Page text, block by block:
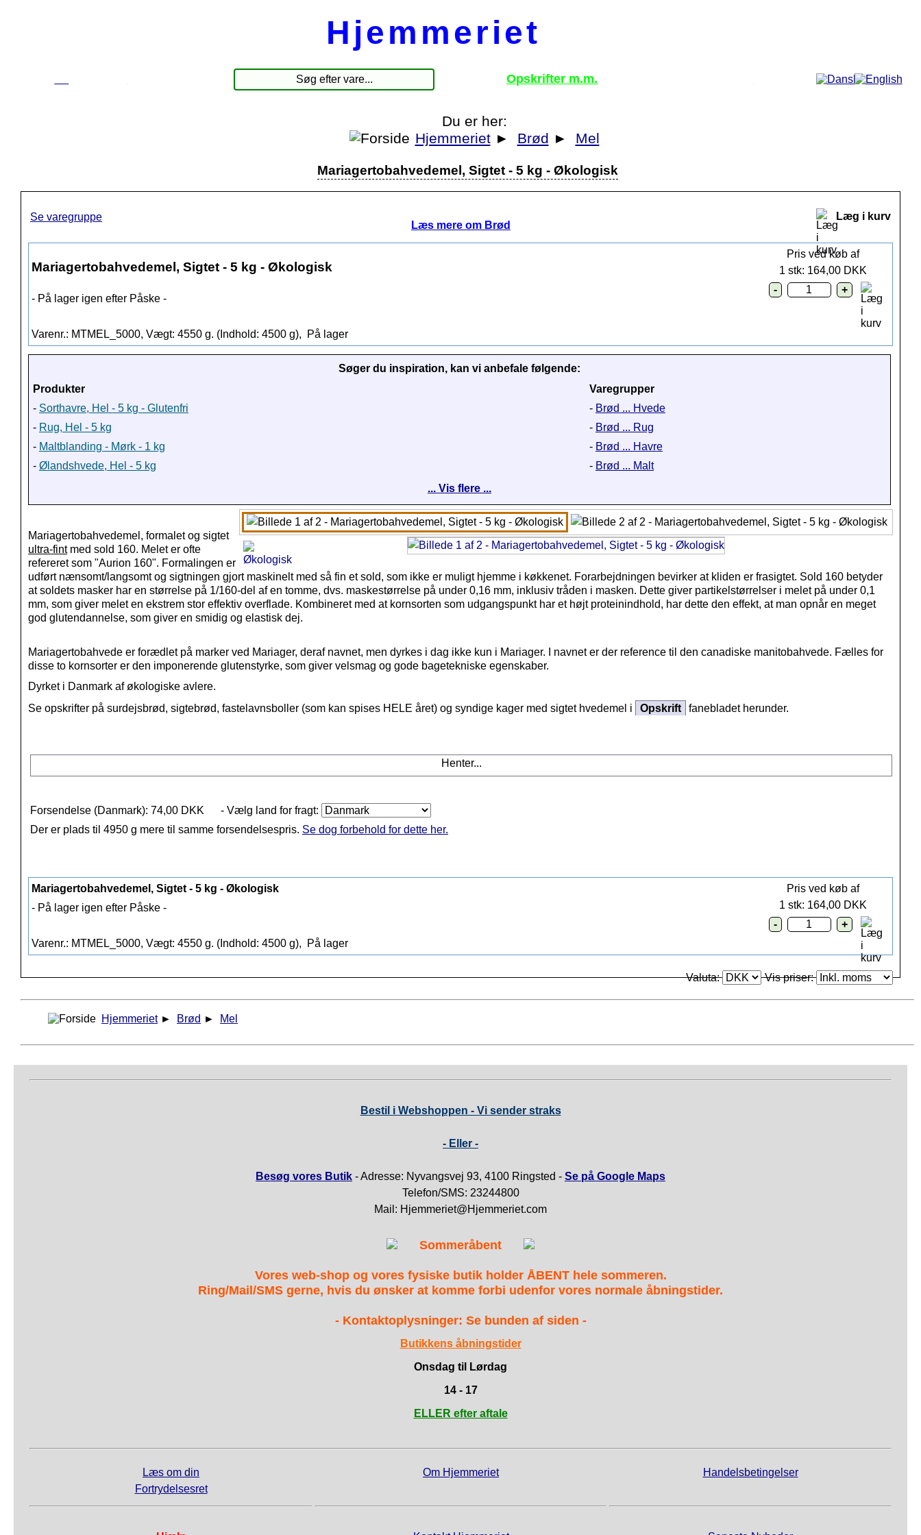
Hjemmeriet
Opskrifter m.m.
Du er her:
Hjemmeriet ► Brød ► Mel
Mariagertobahvedemel, Sigtet - 5 kg - Økologisk
Se varegruppe
Læs mere om Brød
Læg i kurv
Mariagertobahvedemel, Sigtet - 5 kg - Økologisk
- På lager igen efter Påske -
Varenr.: MTMEL_5000, Vægt: 4550 g. (Indhold: 4500 g), På lager
Pris ved køb af
1 stk: 164,00 DKK
Søger du inspiration, kan vi anbefale følgende:
Produkter
Varegrupper
- Sorthavre, Hel - 5 kg - Glutenfri - Brød ... Hvede
- Rug, Hel - 5 kg - Brød ... Rug
- Maltblanding - Mørk - 1 kg - Brød ... Havre
- Ølandshvede, Hel - 5 kg - Brød ... Malt
... Vis flere ...
Mariagertobahvedemel, formalet og sigtet
ultra-fintmed sold 160. Melet er ofte
refereret som "Aurion 160". Formalingen er
udført nænsomt/langsomt og sigtningen gjort maskinelt med så fin et sold, som ikke er muligt hjemme i køkkenet. Forarbejdningen bevirker at kliden er frasigtet. Sold 160 betyder
at soldets masker har en størrelse på 1/160-del af en tomme, dvs. maskestørrelse på under 0,16 mm, inklusiv tråden i masken. Dette giver partikelstørrelser i melet på under 0,1
mm, som giver melet en ekstrem stor effektiv overflade. Kombineret med at kornsorten som udgangspunkt har et højt proteinindhold, har dette den effekt, at man opnår en meget
god glutendannelse, som giver en smidig og elastisk dej.
Mariagertobahvede er forædlet på marker ved Mariager, deraf navnet, men dyrkes i dag ikke kun i Mariager. I navnet er der reference til den canadiske manitobahvede. Fælles for
disse to kornsorter er den imponerende glutenstyrke, som giver velsmag og gode bagetekniske egenskaber.
Dyrket i Danmark af økologiske avlere.
Se opskrifter på surdejsbrød, sigtebrød, fastelavnsboller (som kan spises HELE året) og syndige kager med sigtet hvedemel i
Opskrift fanebladet herunder.
Henter...
Forsendelse (Danmark): 74,00 DKK
- Vælg land for fragt:
Der er plads til 4950 g mere til samme forsendelsespris. Se dog forbehold for dette her.
Mariagertobahvedemel, Sigtet - 5 kg - Økologisk
- På lager igen efter Påske -
Varenr.: MTMEL_5000, Vægt: 4550 g. (Indhold: 4500 g), På lager
Pris ved køb af
1 stk: 164,00 DKK
Valuta: Vis priser:
Hjemmeriet ► Brød ► Mel
Bestil i Webshoppen - Vi sender straks
- Eller -
Besøg vores Butik - Adresse: Nyvangsvej 93, 4100 Ringsted - Se på Google Maps
Telefon/SMS: 23244800
Mail: Hjemmeriet@Hjemmeriet.com
Sommeråbent
Vores web-shop og vores fysiske butik holder ÅBENT hele sommeren.
Ring/Mail/SMS gerne, hvis du ønsker at komme forbi udenfor vores normale åbningstider.
- Kontaktoplysninger: Se bunden af siden -
Butikkens åbningstider
Onsdag til Lørdag
14 - 17
ELLER efter aftale
Læs om din
Fortrydelsesret
Om Hjemmeriet Handelsbetingelser